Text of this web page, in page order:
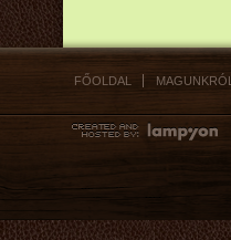
FŐOLDAL MAGUNKRÓL